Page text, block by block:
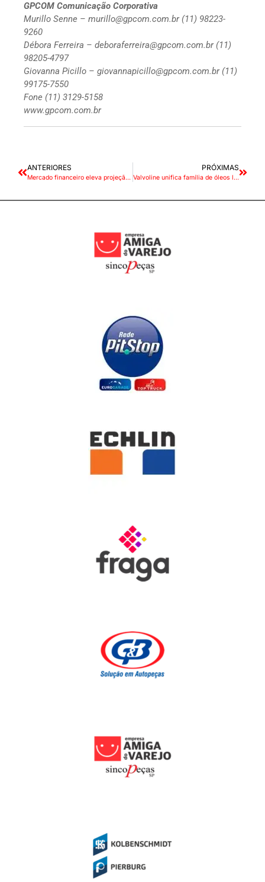
GPCOM Comunicação Corporativa
Murillo Senne – murillo@gpcom.com.br (11) 98223-
9260
Débora Ferreira – deboraferreira@gpcom.com.br (11)
98205-4797
Giovanna Picillo – giovannapicillo@gpcom.com.br (11)
99175-7550
Fone (11) 3129-5158
www.gpcom.com.br
ANTERIORES
Mercado financeiro eleva projeção da inflação para 4,71% este ano
PRÓXIMAS
Valvoline unifica família de óleos lubrificantes Turbo Diesel E600, E700, E780